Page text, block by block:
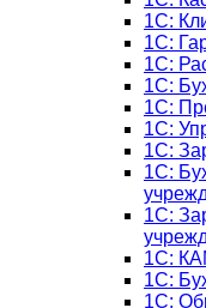
1С:
1С:
1C:
1C:
1C:
1C:
1C:
1C:
1C:
1C:
1C:
1С: